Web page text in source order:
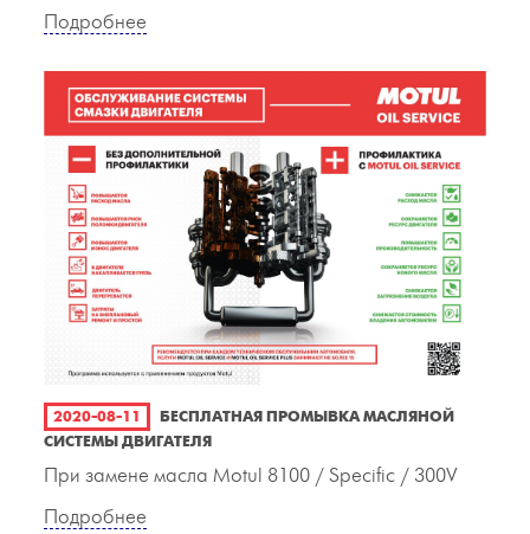
Подробнее
2020-08-11
БЕСПЛАТНАЯ ПРОМЫВКА МАСЛЯНОЙ
СИСТЕМЫ ДВИГАТЕЛЯ
При замене масла Motul 8100 / Specific / 300V
Подробнее